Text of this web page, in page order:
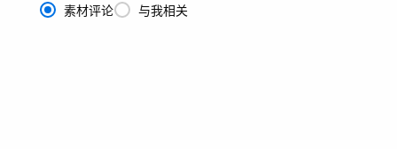
素材评论 与我相关